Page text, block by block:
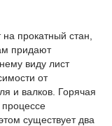
прокатный стан,
придают
виду лист
от
и валков. Горячая
существует два